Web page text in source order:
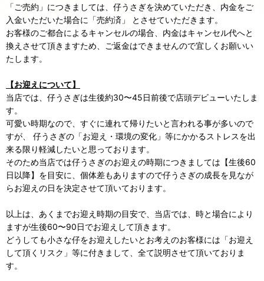
「ご売約」につきましては、仔うさぎを決めていただき、内金をご
入金いただいた場合に「売約済」 とさせていただきます。
お客様のご都合によるキャンセルの場合、内金はキャンセル代へと
換えさせて頂きますため、ご返金はできませんので宜しくお願いい
たします。
【お迎えについて】
当店では、仔うさぎは生後約30〜45日前後で店頭デビューいたしま
す。
可愛い時期なので、すぐに連れて帰りたいと言われる事が多いので
すが、 仔うさぎの「お迎え・環境の変化」等にかかるストレスを出
来る限り軽減したいと思っております。
そのため当店では仔うさぎのお迎えの時期につきましては【生後60
日以降】を目安に、個体差もありますので仔うさぎの成長を見なが
らお迎えの日を決定させて頂いております。
以上は、あくまでお迎え時期の目安で、当店では、時と場合により
ますが生後60〜90日でお迎えして頂きます。
どうしても小さな仔をお迎えしたいとお考えのお客様には「お迎え
して頂くリスク」等に付きまして、全て説明させて頂いておりま
す。